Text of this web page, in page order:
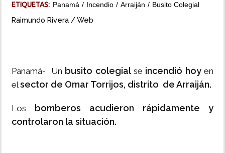
ETIQUETAS: Panamá Incendio Arraiján Busito Colegial
Raimundo Rivera / Web
Panamá- Un busito colegialse incendió hoyen
elsector de Omar Torrijos, distrito de Arraiján.
Los
bomberos acudieron rápidamente y
controlaron la situación.